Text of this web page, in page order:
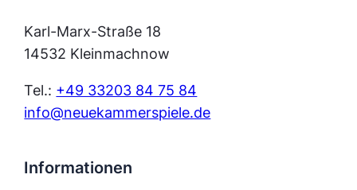
Karl-Marx-Straße 18
14532 Kleinmachnow
Tel.: +49 33203 84 75 84
info@neuekammerspiele.de
Informationen